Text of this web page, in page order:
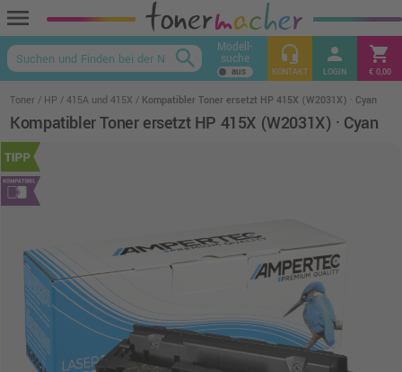
menu
keyboard_arrow_up
search Modell-
suche headset_mic
KONTAKT
person
LOGIN
shopping_cart
€ 0,00
Toner HP 415A und 415X Kompatibler Toner ersetzt HP 415X (W2031X) · Cyan
Kompatibler Toner ersetzt HP 415X (W2031X) · Cyan